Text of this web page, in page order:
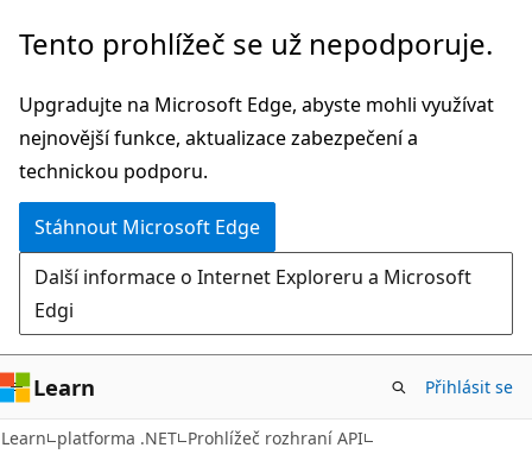
Přeskočit
hlavní
obsah
Přeskočit
navigaci
na
stránce
Tento prohlížeč se už nepodporuje.
Upgradujte na Microsoft Edge, abyste mohli využívat
nejnovější funkce, aktualizace zabezpečení a
technickou podporu.
Stáhnout Microsoft Edge
Další informace o Internet Exploreru a Microsoft
Edgi
Learn Přihlásit se
Learn platforma .NET Prohlížeč rozhraní API